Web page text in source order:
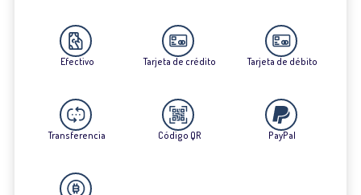
Efectivo Tarjeta de crédito Tarjeta de débito
Transferencia Código QR PayPal